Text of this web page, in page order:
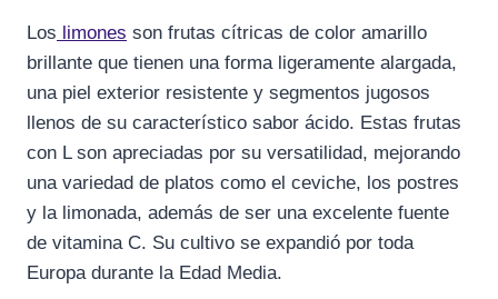
Los limones son frutas cítricas de color amarillo
brillante que tienen una forma ligeramente alargada,
una piel exterior resistente y segmentos jugosos
llenos de su característico sabor ácido. Estas frutas
con L son apreciadas por su versatilidad, mejorando
una variedad de platos como el ceviche, los postres
y la limonada, además de ser una excelente fuente
de vitamina C. Su cultivo se expandió por toda
Europa durante la Edad Media.